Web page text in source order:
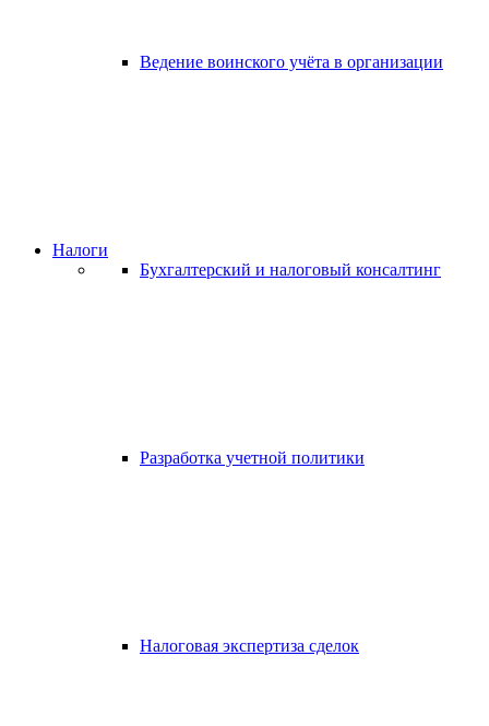
Ведение воинского учёта в организации
Налоги
Бухгалтерский и налоговый консалтинг
Разработка учетной политики
Налоговая экспертиза сделок